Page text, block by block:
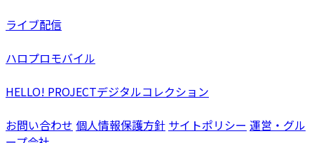
ライブ配信
ハロプロモバイル
HELLO! PROJECTデジタルコレクション
お問い合わせ 個人情報保護方針 サイトポリシー 運営・グル